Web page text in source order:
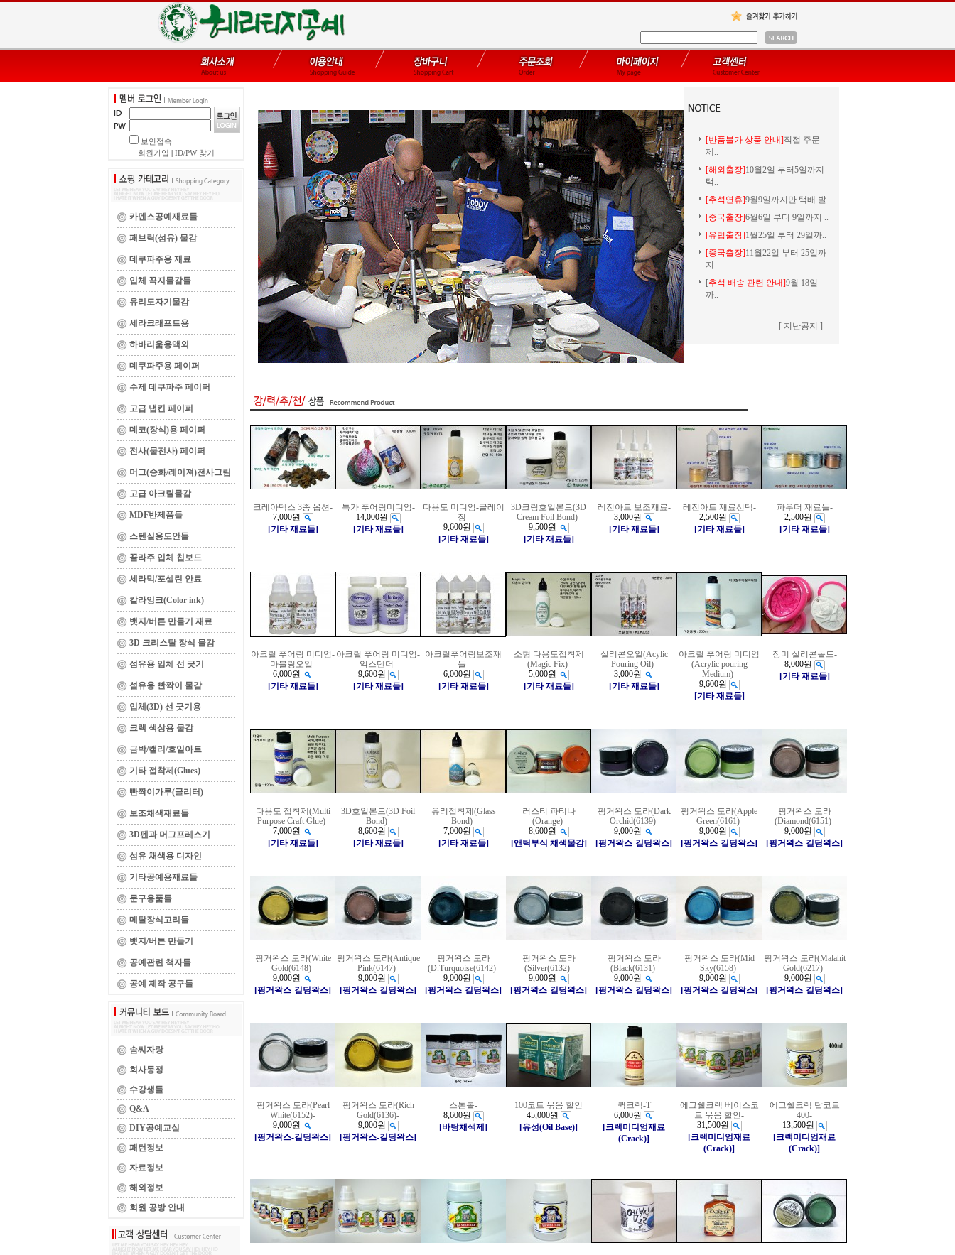
보안접속
회원가입
ID/PW 찾기
카덴스공예재료들
패브릭(섬유) 물감
데쿠파주용 재료
입체 꼭지물감들
유리도자기물감
세라크래프트용
하바리움용액외
데쿠파주용 페이퍼
수제 데쿠파주 페이퍼
고급 냅킨 페이퍼
데코(장식)용 페이퍼
전사(물전사) 페이퍼
머그(승화/레이져)전사그림
고급 아크릴물감
MDF반제품들
스텐실용도안들
꼴라주 입체 칩보드
세라믹/포셀린 안료
칼라잉크(Color ink)
뱃지/버튼 만들기 재료
3D 크리스탈 장식 물감
섬유용 입체 선 긋기
섬유용 빤짝이 물감
입체(3D) 선 긋기용
크랙 색상용 물감
금박/캘리/호일아트
기타 접착제(Glues)
빤짝이가루(글리터)
보조채색재료들
3D펜과 머그프레스기
섬유 채색용 디자인
기타공예용재료들
문구용품들
메탈장식고리들
뱃지/버튼 만들기
공예관련 책자들
공예 제작 공구들
솜씨자랑
회사동정
수강생들
Q&A
DIY공예교실
패턴정보
자료정보
해외정보
회원 공방 안내
[반품불가 상품 안내]직접 주문
제..
[해외출장]10월2일 부터5일까지
택..
[추석연휴]9월9일까지만 택배 발..
[중국출장]6월6일 부터 9일까지 ..
[유럽출장]1월25일 부터 29일까..
[중국출장]11월22일 부터 25일까
지
[추석 배송 관련 안내]9월 18일
까..
[ 지난공지 ]
크레아텍스 3종 옵션-
7,000원
[기타 재료들]
특가 푸어링미디엄-
14,000원
[기타 재료들]
다용도 미디엄-글레이
징-
9,600원
[기타 재료들]
3D크림호일본드(3D
Cream Foil Bond)-
9,500원
[기타 재료들]
레진아트 보조재료-
3,000원
[기타 재료들]
레진아트 재료선택-
2,500원
[기타 재료들]
파우더 재료들-
2,500원
[기타 재료들]
아크릴 푸어링 미디엄-
마블링오일-
6,000원
[기타 재료들]
아크릴 푸어링 미디엄-
익스텐더-
9,600원
[기타 재료들]
아크릴푸어링보조재
들-
6,000원
[기타 재료들]
소형 다용도접착제
(Magic Fix)-
5,000원
[기타 재료들]
실리콘오일(Acylic
Pouring Oil)-
3,000원
[기타 재료들]
아크릴 푸어링 미디엄
(Acrylic pouring
Medium)-
9,600원
[기타 재료들]
장미 실리콘몰드-
8,000원
[기타 재료들]
다용도 접착제(Multi
Purpose Craft Glue)-
7,000원
[기타 재료들]
3D호일본드(3D Foil
Bond)-
8,600원
[기타 재료들]
유리접착제(Glass
Bond)-
7,000원
[기타 재료들]
러스티 파티나
(Orange)-
8,600원
[앤틱부식 채색물감]
핑거왁스 도라(Dark
Orchid(6139)-
9,000원
[핑거왁스-길딩왁스]
핑거왁스 도라(Apple
Green(6161)-
9,000원
[핑거왁스-길딩왁스]
핑거왁스 도라
(Diamond(6151)-
9,000원
[핑거왁스-길딩왁스]
핑거왁스 도라(White
Gold(6148)-
9,000원
[핑거왁스-길딩왁스]
핑거왁스 도라(Antique
Pink(6147)-
9,000원
[핑거왁스-길딩왁스]
핑거왁스 도라
(D.Turquoise(6142)-
9,000원
[핑거왁스-길딩왁스]
핑거왁스 도라
(Silver(6132)-
9,000원
[핑거왁스-길딩왁스]
핑거왁스 도라
(Black(6131)-
9,000원
[핑거왁스-길딩왁스]
핑거왁스 도라(Mid
Sky(6158)-
9,000원
[핑거왁스-길딩왁스]
핑거왁스 도라(Malahit
Gold(6217)-
9,000원
[핑거왁스-길딩왁스]
핑거왁스 도라(Pearl
White(6152)-
9,000원
[핑거왁스-길딩왁스]
핑거왁스 도라(Rich
Gold(6136)-
9,000원
[핑거왁스-길딩왁스]
스톤볼-
8,600원
[바탕채색제]
100코트 묶음 할인
45,000원
[유성(Oil Base)]
퀵크랙-T
6,000원
[크랙미디엄재료
(Crack)]
에그쉘크랙 베이스코
트 묶음 할인-
31,500원
[크랙미디엄재료
(Crack)]
에그쉘크랙 탑코트
400-
13,500원
[크랙미디엄재료
(Crack)]